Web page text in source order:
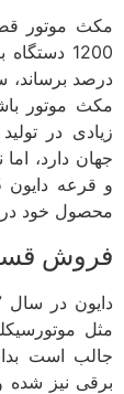
درصد برساند،
زیادی در
جهان دارد،
محصول خود در
فروش
مثل
جالب است
برقی نیز